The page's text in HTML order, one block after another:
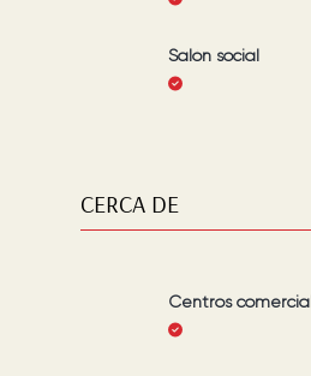
Salón social
CERCA DE
Centros